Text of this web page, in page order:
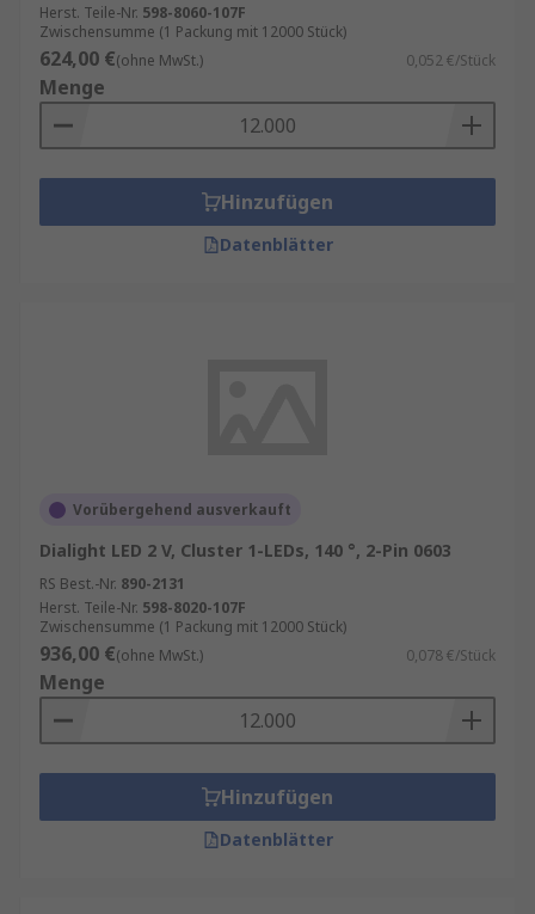
Herst. Teile-Nr. 598-8060-107F
Zwischensumme (1 Packung mit 12000 Stück)
624,00 €(ohne MwSt.) 0,052 €/Stück
Menge
Hinzufügen
Datenblätter
Vorübergehend ausverkauft
Dialight LED 2 V, Cluster 1-LEDs, 140 °, 2-Pin 0603
RS Best.-Nr. 890-2131
Herst. Teile-Nr. 598-8020-107F
Zwischensumme (1 Packung mit 12000 Stück)
936,00 €(ohne MwSt.) 0,078 €/Stück
Menge
Hinzufügen
Datenblätter